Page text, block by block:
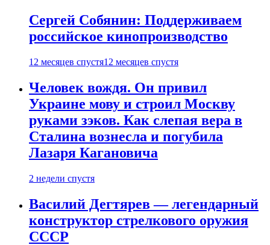
Сергей Собянин: Поддерживаем
российское кинопроизводство
12 месяцев спустя12 месяцев спустя
Человек вождя. Он привил
Украине мову и строил Москву
руками зэков. Как слепая вера в
Сталина вознесла и погубила
Лазаря Кагановича
2 недели спустя
Василий Дегтярев — легендарный
конструктор стрелкового оружия
СССР